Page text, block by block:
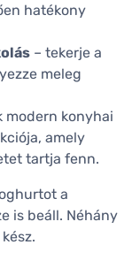
hatékony
– tekerje a
meleg
modern konyhai
amely
tartja fenn.
a
is beáll. Néhány